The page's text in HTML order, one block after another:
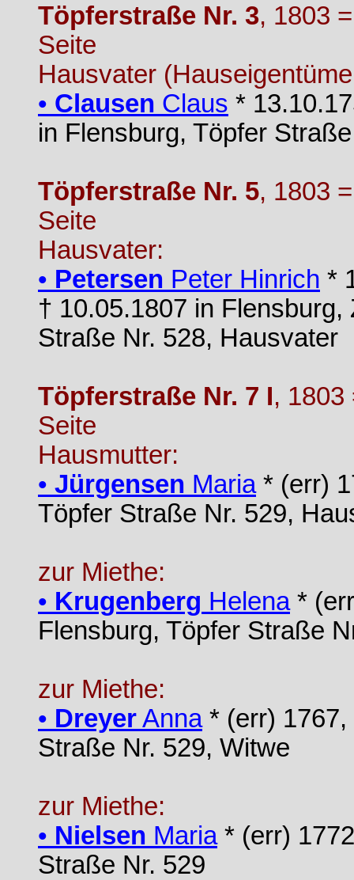
Töpferstraße Nr. 3, 1803
Seite
Hausvater
• Clausen Claus *
in Flensburg, Töpfer
Töpferstraße Nr. 5, 1803
Seite
Hausvater:
• Petersen Peter Hinrich *
† 10.05.1807 in
Straße Nr. 528, Hausvater
Töpferstraße Nr. 7 I, 1803
Seite
Hausmutter:
• Jürgensen Maria* (err)
Töpfer Straße Nr. 529,
zur Miethe:
• Krugenberg Helena*
Flensburg, Töpfer Straße
zur Miethe:
• DreyerAnna* (err) 1767,
Straße Nr. 529, Witwe
zur Miethe:
• Nielsen Maria* (err)
Straße Nr. 529